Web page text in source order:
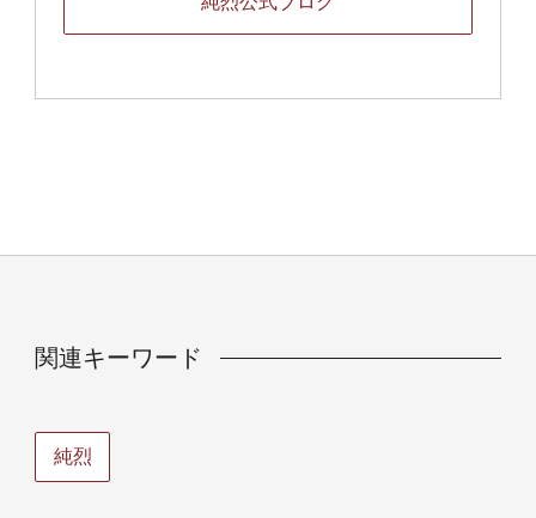
関連キーワード
純烈